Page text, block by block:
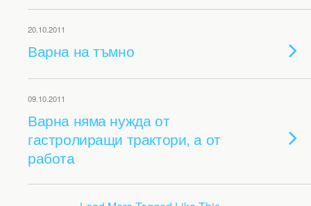
20.10.2011
Варна на тъмно
09.10.2011
Варна няма нужда от
гастролиращи трактори, а от
работа